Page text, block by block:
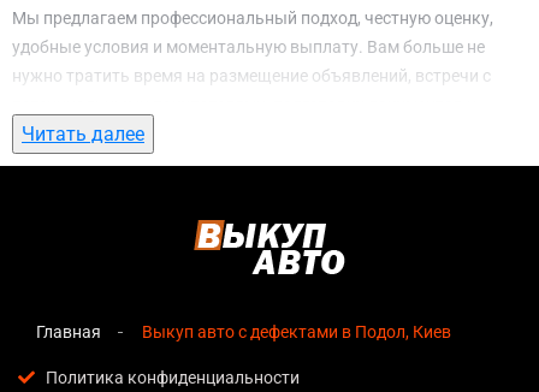
Мы предлагаем профессиональный подход, честную оценку,
удобные условия и моментальную выплату. Вам больше не
нужно тратить время на размещение объявлений, встречи с
ожидание. С нами вы можете
Киеввсего за 1 день.
авто с дефектами в Подол, Киев
озвучивается сразу после обращения, без скрытых
Прозрачные условия— все этапы сделки полностью
Читать далее
Главная Выкуп авто с дефектами в Подол, Киев
Политика конфиденциальности